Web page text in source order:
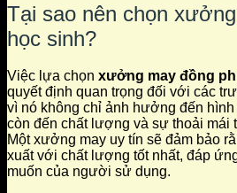
Tại sao nên chọn
học sinh?
Việc lựa chọn xưởng may đồng
quyết định quan trọng đối với các
vì nó không chỉ ảnh hưởng đến
còn đến chất lượng và sự thoải mái
Một xưởng may uy tín sẽ đảm bảo
xuất với chất lượng tốt nhất, đáp
muốn của người sử dụng.